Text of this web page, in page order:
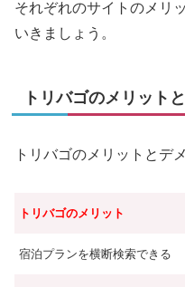
それぞれのサイトのメリ
いきましょう。
トリバゴのメリット
トリバゴのメリットとデ
トリバゴのメリット
宿泊プランを横断検索できる